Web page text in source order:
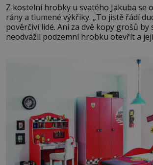
Z kostelní hrobky u svatého Jakuba se
rány a tlumené výkřiky. „To jistě řádí
pověrčiví lidé. Ani za dvě kopy grošů by
neodvážil podzemní hrobku otevřít a